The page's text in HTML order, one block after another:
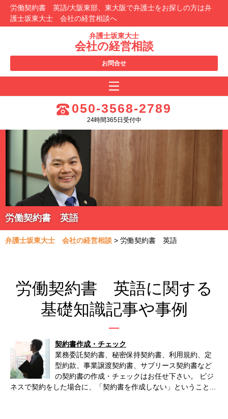
労働契約書 英語/大阪東部、東大阪で弁護士をお探しの方は弁
護士坂東大士 会社の経営相談へ
弁護士坂東大士
会社の経営相談
お問合せ
050-3568-2789
24時間365日受付中
労働契約書 英語
弁護士坂東大士 会社の経営相談 > 労働契約書 英語
労働契約書 英語に関する
基礎知識記事や事例
契約書作成・チェック
業務委託契約書、秘密保持契約書、利用規約、定
型約款、事業譲渡契約書、サブリース契約書など
の契約書の作成・チェックはお任せ下さい。 ビジ
ネスで契約をした場合に、「契約書を作成しない」ということ...